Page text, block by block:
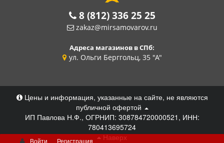
8 (812) 336 25 25
zakaz@mirsamovarov.ru
Адреса магазинов в СПб:
ул. Ольги Берггольц, 35 "А"
Цены и информация, указанные на сайте, не являются
публичной офертой
ИП Павлова Н.Ф., ОГРНИП: 308784720000521, ИНН:
780413695724
Наверх
Войти Регистрация